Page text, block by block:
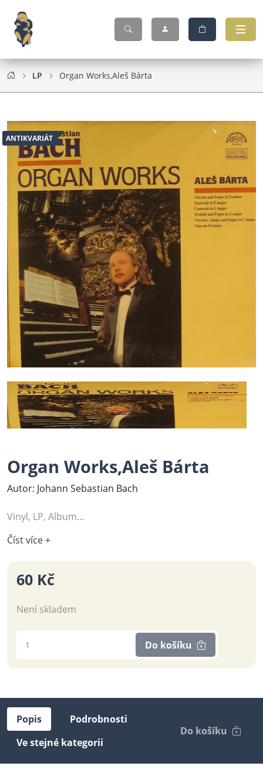
LP Organ Works,Aleš Bárta
ANTIKVARIÁT
Organ Works,Aleš Bárta
Autor: Johann Sebastian Bach
Vinyl, LP, Album...
Číst více +
60 Kč
Není skladem
Do košíku
Popis
Podrobnosti
Ve stejné kategorii
Do košíku